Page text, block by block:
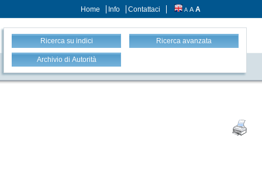
Home Info Contattaci A A A
Ricerca su indici Ricerca avanzata
Archivio di Autorità